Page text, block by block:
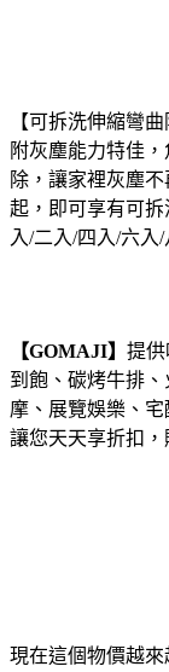
【可拆洗伸縮彎
附灰塵能力特佳
除，讓家裡灰塵不
起，即可享有可
入/二入/四入/六入/
【GOMAJI】 提
到飽、碳烤牛排
摩、展覽娛樂、
讓您天天享折扣，
現在這個物價越